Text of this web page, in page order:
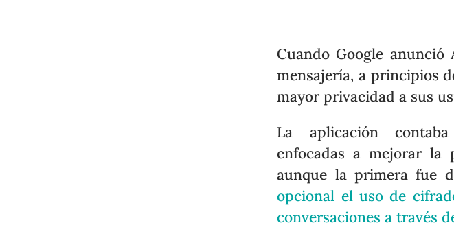
Cuando Google
mensajería, a principios
mayor privacidad a sus
La aplicación
enfocadas a mejorar la
aunque la primera fue
opcional el uso de
conversaciones a través